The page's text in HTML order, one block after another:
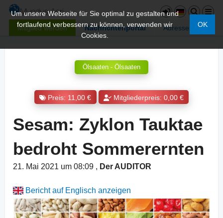
Mitglied werden Nachrichtenportal Adressen
Um unsere Webseite für Sie optimal zu gestalten und
fortlaufend verbessern zu können, verwenden wir
Cookies.
OK
Ölsaaten - Ölsaaten
Preis: 11,00 € Mitgliederpreis: 0,00 €
Sesam: Zyklon Tauktae
bedroht Sommerernten
21. Mai 2021 um 08:09 , Der AUDITOR
Bericht auf Englisch anzeigen